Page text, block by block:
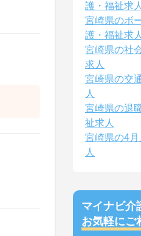
護・福祉求人
宮崎県のボ
護・福祉求人
宮崎県の社
求人
宮崎県の交
人
宮崎県の退
祉求人
宮崎県の4
人
マイナビ介
お気軽にご